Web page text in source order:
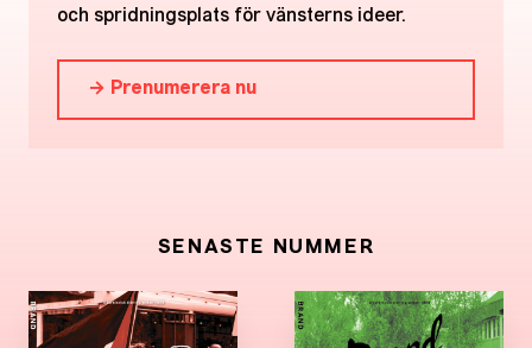
och spridningsplats för vänsterns ideer.
→ Prenumerera nu
SENASTE NUMMER